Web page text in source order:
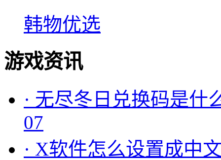
韩物优选
游戏资讯
· 无尽冬日兑换码是什
07
· X软件怎么设置成中